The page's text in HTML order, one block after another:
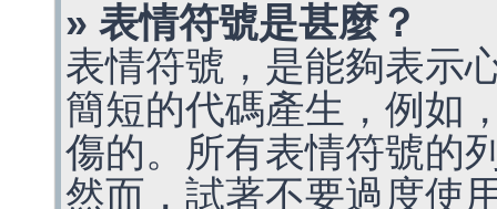
» 表情符號是甚麼？
表情符號，是能夠表示
簡短的代碼產生，例如
傷的。所有表情符號的
然而，試著不要過度使